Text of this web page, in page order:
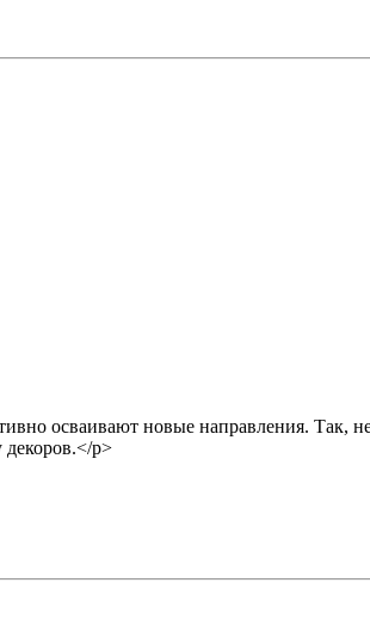
осваивают новые направления. Так,
декоров.</p>